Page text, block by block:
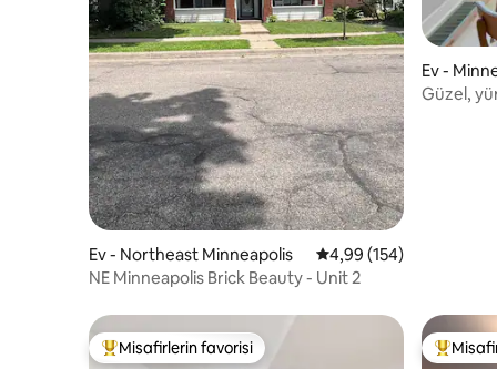
Ev - Northeast Minneapolis 5 üzerinden ortalama
4,99 (154)
NE Minneapolis Brick Beauty - Unit 2
Ev -
Güzel,
Misafirlerin favorilerinden en beğenilenler arasında
Misafirlerin favorisi